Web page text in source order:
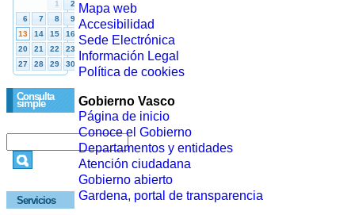
Consulta
simple
Servicios
Mapa web
Accesibilidad
Sede Electrónica
Información Legal
Política de cookies
Gobierno Vasco
Página de inicio
Conoce el Gobierno
Departamentos y entidades
Atención ciudadana
Gobierno abierto
Gardena, portal de transparencia